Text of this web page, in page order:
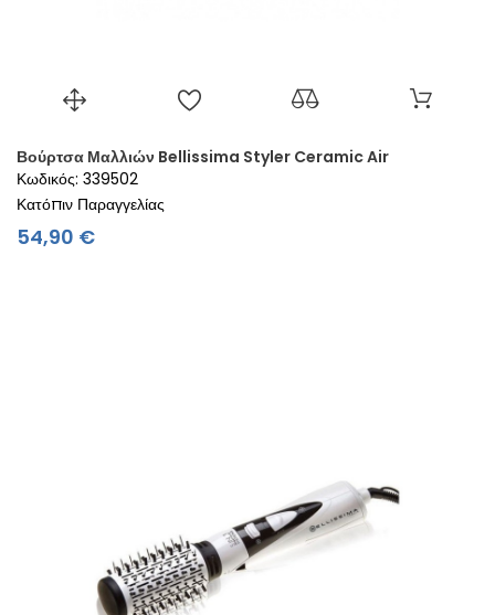
Βούρτσα Μαλλιών Bellissima Styler Ceramic Air
Κωδικός: 339502
Κατόπιν Παραγγελίας
54,90 €Τιμή